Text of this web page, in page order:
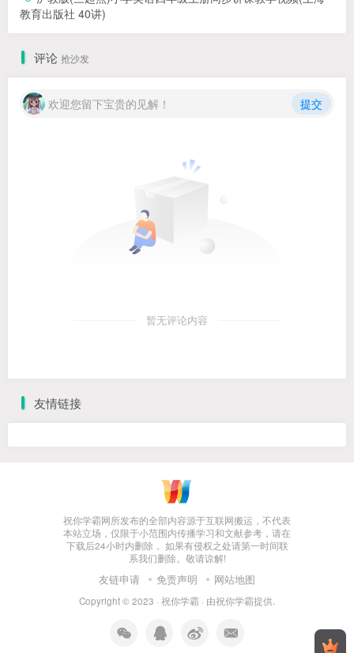
教育出版社 40讲)
评论 抢沙发
欢迎您留下宝贵的见解！ 提交
暂无评论内容
友情链接
祝你学霸网所发布的全部内容源于互联网搬运，不代表
本站立场，仅限于小范围内传播学习和文献参考，请在
下载后24小时内删除， 如果有侵权之处请第一时间联
系我们删除。敬请谅解!
友链申请 免责声明 网站地图
Copyright © 2023 · 祝你学霸 · 由祝你学霸提供.